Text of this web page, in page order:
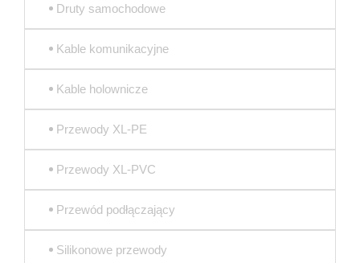
Druty samochodowe
Kable komunikacyjne
Kable holownicze
Przewody XL-PE
Przewody XL-PVC
Przewód podłączający
Silikonowe przewody